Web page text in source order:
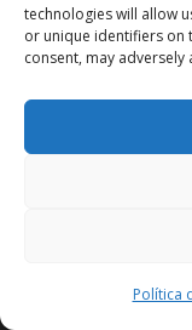
technologies will allow
or unique identifiers on
consent, may
Política